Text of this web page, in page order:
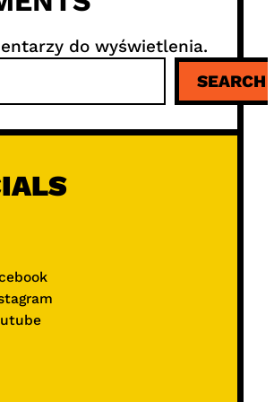
do wyświetlenia.
SEARCH